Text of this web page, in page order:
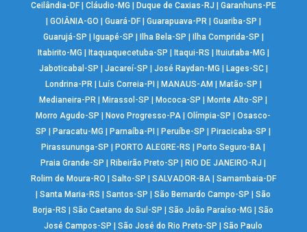
Ceilândia-DF| Cláudio-MG Duque de Caxias-RJ
Garanhuns-PE
GOIÂNIA-GO Guará-DF| Guarapuava-PR| Guariba-SP
Guarujá-SP
Iguapé-SP Ilha Bela-SP Ilha Comprida-SP
Itabirito-MG
Itaquaquecetuba-SP Itaqui-RS Ituiutaba-MG
Jaboticabal-SP
Jacareí-SP José Raydan-MG Lages-SC|
Londrina-PR| Luís Correia-PI MANAUS-AM Matão-SP
Medianeira-PR
Mirassol-SP Mococa-SP Monte Alto-SP
Morro Agudo-SP
Novo Progresso-PA |Olímpia-SP |Osasco-
SP
Paracatu-MG Parnaíba-PI Peruíbe-SP Piracicaba-SP
Pirassununga-SP
PORTO ALEGRE-RS Porto Seguro-BA
Praia Grande-SP
Ribeirão Preto-SP RIO DE JANEIRO-RJ
Rolim de Moura-RO
Salto-SP SALVADOR-BA| Samambaia-DF
|Santa Maria-RS |Santos-SP |São Bernardo Campo-SP |São
Borja-RS
|São Caetano do Sul-SP |São João Paraíso-MG |São
José Campos-SP
|São José do Rio Preto-SP |São Paulo